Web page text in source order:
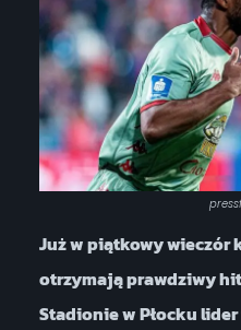
Już w piątkowy wieczór
otrzymają prawdziwy
Stadionie w Płocku lider